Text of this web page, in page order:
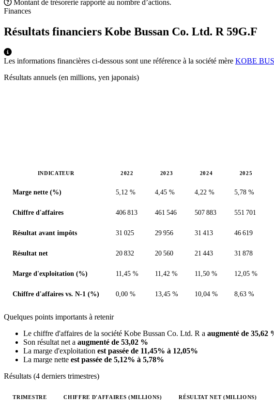
Montant de trésorerie rapporté au nombre d’actions.
Finances
Résultats financiers Kobe Bussan Co. Ltd. R 59G.F
Les informations financières ci-dessous sont une référence à la société mère KOBE
Résultats annuels (en millions, yen japonais)
INDICATEUR 2022 2023 2024 2025
Marge nette (%) 5,12 % 4,45 % 4,22 % 5,78 %
Chiffre d'affaires 406 813 461 546 507 883 551 701
Résultat avant impôts 31 025 29 956 31 413 46 619
Résultat net 20 832 20 560 21 443 31 878
Marge d'exploitation (%) 11,45 % 11,42 % 11,50 % 12,05 %
Chiffre d'affaires vs. N-1 (%) 0,00 % 13,45 % 10,04 % 8,63 %
Quelques points importants à retenir
Le chiffre d'affaires de la société Kobe Bussan Co. Ltd. R a augmenté de 35,62
Son résultat net a augmenté de 53,02 %
La marge d'exploitation est passée de 11,45% à 12,05%
La marge nette est passée de 5,12% à 5,78%
Résultats (4 derniers trimestres)
TRIMESTRE CHIFFRE D'AFFAIRES (MILLIONS) RÉSULTAT NET (MILLIONS)